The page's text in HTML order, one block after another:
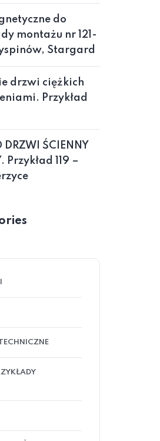
do
montażu nr 121-
Stargard
drzwi ciężkich
Przykład
ŚCIENNY
Przykład 119 –